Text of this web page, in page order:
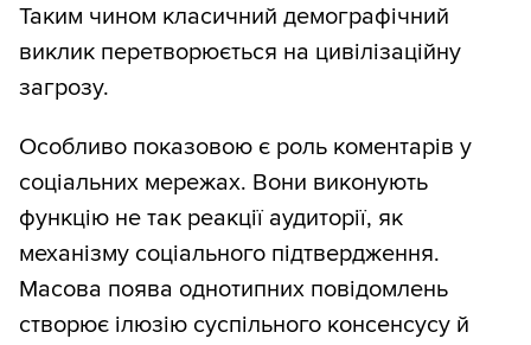
Таким чином класичний демографічний
виклик перетворюється на цивілізаційну
загрозу.
Особливо показовою є роль коментарів у
соціальних мережах. Вони виконують
функцію не так реакції аудиторії, як
механізму соціального підтвердження.
Масова поява однотипних повідомлень
створює ілюзію суспільного консенсусу й